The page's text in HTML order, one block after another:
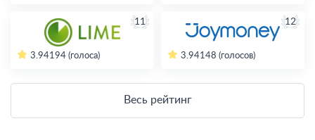
11
3.94194 (голоса)
12
3.94148 (голосов)
Весь рейтинг